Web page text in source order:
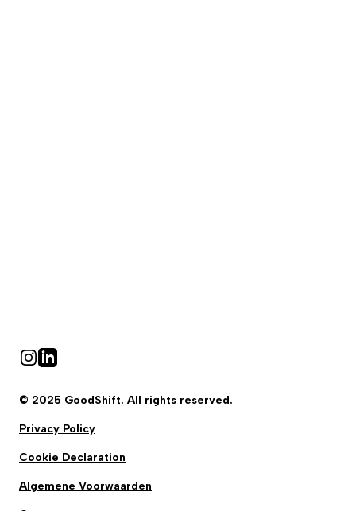
Instagram
Linkedin
© 2025 GoodShift. All rights reserved.
Privacy Policy
Cookie Declaration
Algemene Voorwaarden